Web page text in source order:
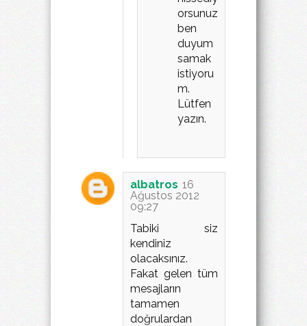
orsunuz
ben
duyum
samak
istiyoru
m.
Lütfen
yazın.
albatros 16
Ağustos 2012
09:27
Tabiki siz
kendiniz
olacaksınız.
Fakat gelen tüm
mesajların
tamamen
doğrulardan